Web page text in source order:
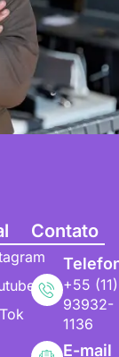
Contato
+55 (11)
93932-
1136
E-mail